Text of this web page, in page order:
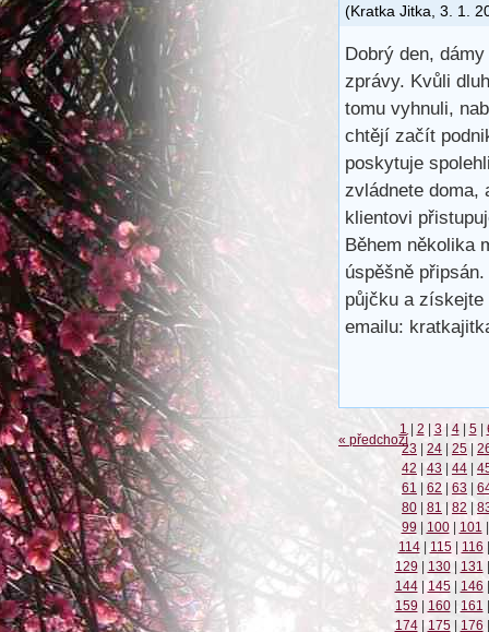
(Kratka Jitka 3. 1.
Dobrý den,
zprávy. Kvůli
tomu vyhnuli,
chtějí začít
poskytuje
zvládnete doma,
klientovi
Během několika
úspěšně
půjčku a získejte
emailu:
« předchozí
1 | 2 | 3 | 4 | 5 |
23 | 24 | 25 |
42 | 43 | 44 |
61 | 62 | 63 |
80 | 81 | 82 |
99 | 100 | 101 |
114 | 115 | 116 |
129 | 130 | 131 |
144 | 145 | 146 |
159 | 160 | 161 |
174 | 175 | 176 |